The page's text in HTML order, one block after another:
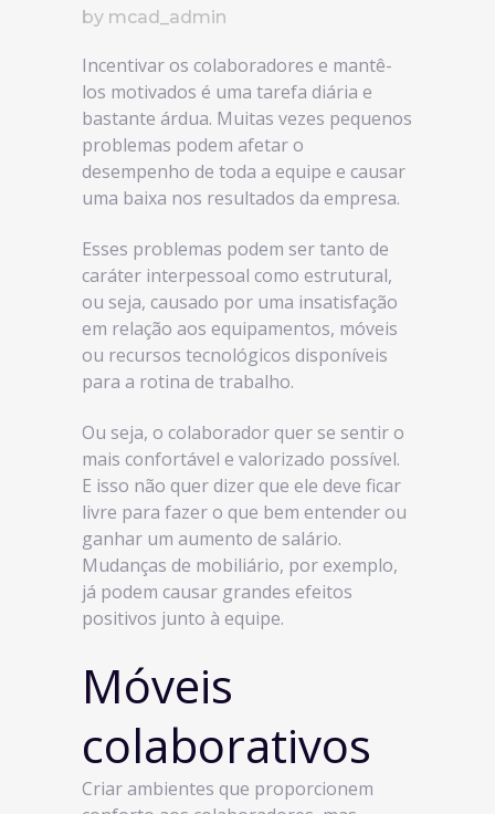
by mcad_admin
Incentivar os colaboradores e mantê-
los motivados é uma tarefa diária e
bastante árdua. Muitas vezes pequenos
problemas podem afetar o
desempenho de toda a equipe e causar
uma baixa nos resultados da empresa.
Esses problemas podem ser tanto de
caráter interpessoal como estrutural,
ou seja, causado por uma insatisfação
em relação aos equipamentos, móveis
ou recursos tecnológicos disponíveis
para a rotina de trabalho.
Ou seja, o colaborador quer se sentir o
mais confortável e valorizado possível.
E isso não quer dizer que ele deve ficar
livre para fazer o que bem entender ou
ganhar um aumento de salário.
Mudanças de mobiliário, por exemplo,
já podem causar grandes efeitos
positivos junto à equipe.
Móveis
colaborativos
Criar ambientes que proporcionem